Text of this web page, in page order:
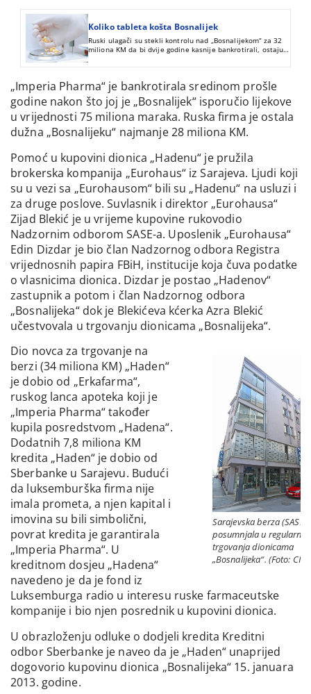
Koliko tableta košta Bosnalijek
Ruski ulagači su stekli kontrolu nad „Bosnalijekom“ za 32
miliona KM da bi dvije godine kasnije bankrotirali, ostajući
dužni sarajevskoj kompaniji približno onoliko koliko su
„Imperia Pharma“ je bankrotirala sredinom prošle
godine nakon što joj je „Bosnalijek“ isporučio lijekove
u vrijednosti 75 miliona maraka. Ruska firma je ostala
dužna „Bosnalijeku“ najmanje 28 miliona KM.
Pomoć u kupovini dionica „Hadenu“ je pružila
brokerska kompanija „Eurohaus“ iz Sarajeva. Ljudi koji
su u vezi sa „Eurohausom“ bili su „Hadenu“ na usluzi i
za druge poslove. Suvlasnik i direktor „Eurohausa“
Zijad Blekić je u vrijeme kupovine rukovodio
Nadzornim odborom SASE-a. Uposlenik „Eurohausa“
Edin Dizdar je bio član Nadzornog odbora Registra
vrijednosnih papira FBiH, institucije koja čuva podatke
o vlasnicima dionica. Dizdar je postao „Hadenov“
zastupnik a potom i član Nadzornog odbora
„Bosnalijeka“ dok je Blekićeva kćerka Azra Blekić
učestvovala u trgovanju dionicama „Bosnalijeka“.
Sarajevska berza (SASE)
posumnjala u
trgovanja dionicama
„Bosnalijeka“. (Foto: CIN)
Dio novca za trgovanje na
berzi (34 miliona KM) „Haden“
je dobio od „Erkafarma“,
ruskog lanca apoteka koji je
„Imperia Pharma“ također
kupila posredstvom „Hadena“.
Dodatnih 7,8 miliona KM
kredita „Haden“ je dobio od
Sberbanke u Sarajevu. Budući
da luksemburška firma nije
imala prometa, a njen kapital i
imovina su bili simbolični,
povrat kredita je garantirala
„Imperia Pharma“. U
kreditnom dosjeu „Hadena“
navedeno je da je fond iz
Luksemburga radio u interesu ruske farmaceutske
kompanije i bio njen posrednik u kupovini dionica.
U obrazloženju odluke o dodjeli kredita Kreditni
odbor Sberbanke je naveo da je „Haden“ unaprijed
dogovorio kupovinu dionica „Bosnalijeka“ 15. januara
2013. godine.